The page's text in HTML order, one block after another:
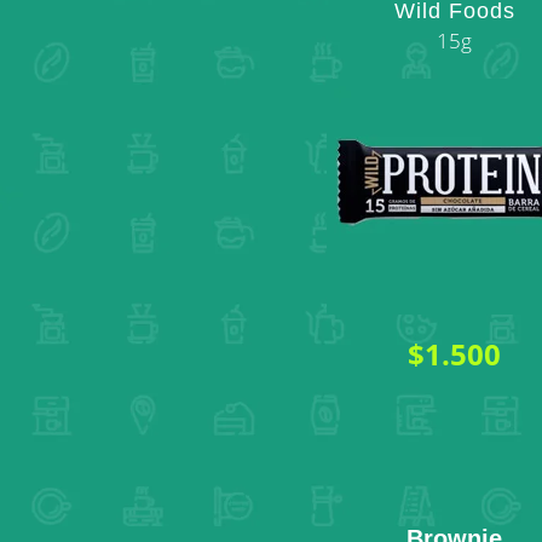
Wild Foods
15g
$1.500